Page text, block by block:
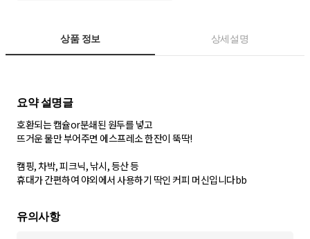
상품 정보 상세설명
요약 설명글
호환되는 캡슐or분쇄된 원두를 넣고
뜨거운 물만 부어주면 에스프레소 한잔이 뚝딱!
캠핑, 차박, 피크닉, 낚시, 등산 등
휴대가 간편하여 야외에서 사용하기 딱인 커피 머신입니다bb
유의사항